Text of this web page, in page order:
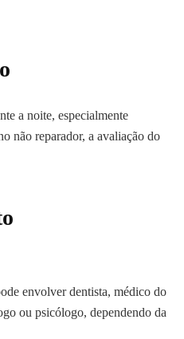
a noite, especialmente
não reparador, a avaliação do
envolver dentista, médico do
ou psicólogo, dependendo da